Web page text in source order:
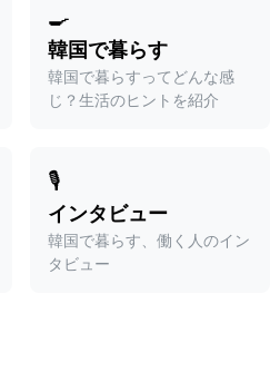
🍳
韓国で暮らす
韓国で暮らすってどんな感
じ？生活のヒントを紹介
🎙️
インタビュー
韓国で暮らす、働く人のイン
タビュー